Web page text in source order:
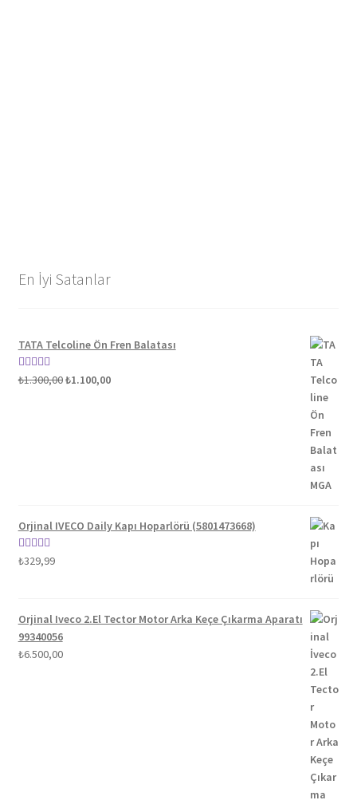
En İyi Satanlar
TATA Telcoline Ön Fren Balatası
5 üzerinden
₺1.300,00Orijinal
₺1.100,00Şu
Orjinal IVECO Daily Kapı Hoparlörü (5801473668)
5 üzerinden
₺329,99
Orjinal Iveco 2.El Tector Motor Arka Keçe Çıkarma Aparatı
99340056
₺6.500,00